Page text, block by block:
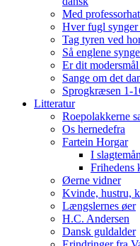
Med
Hver fugl
Tag tyren ved
Så englene
Er dit
Sange om det
Sprogkræsen 1-
Litteratur
Roepolakkerne
Os hernedefra
Fartein Horgar
I
Frihedens
Øerne vidner
Kvinde, hustru,
Længslernes øer
H.C. Andersen
Dansk guldalder